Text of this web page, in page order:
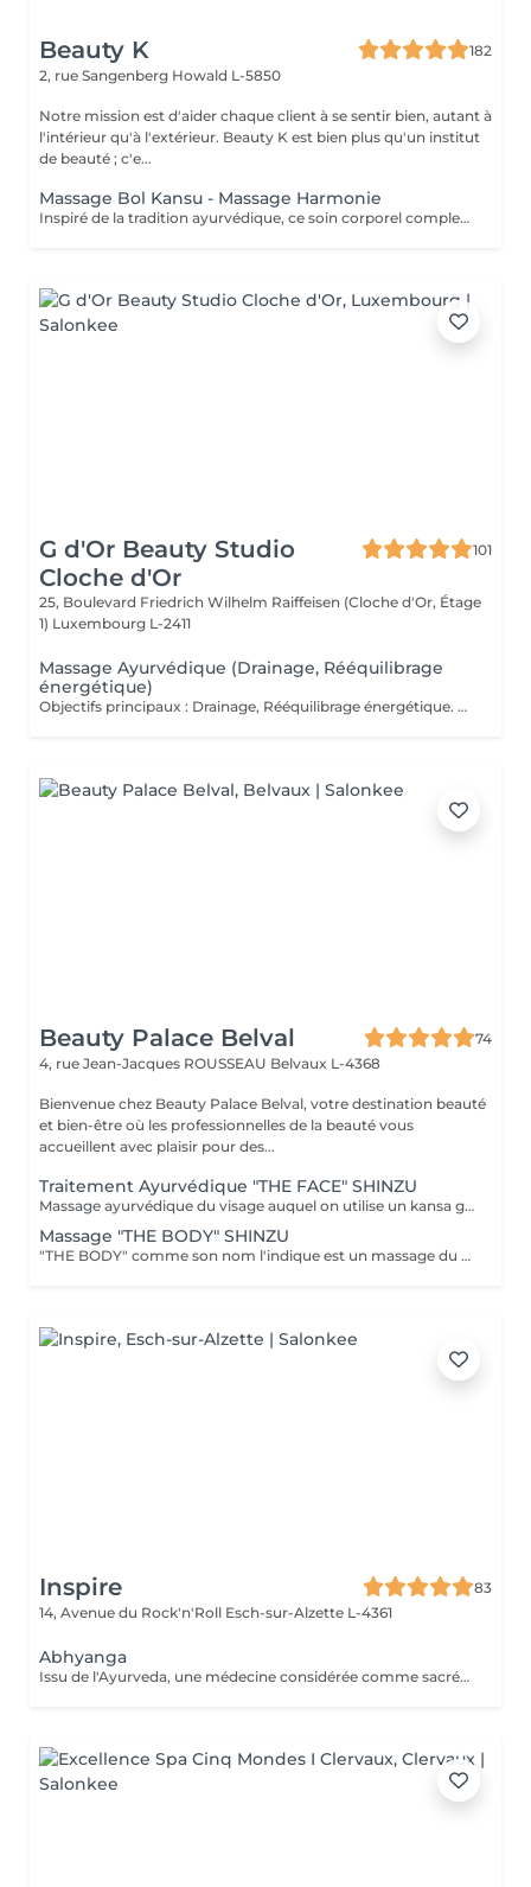
Beauty K
182
2, rue Sangenberg Howald L-5850
Notre mission est d'aider chaque client à se sentir bien, autant à
l'intérieur qu'à l'extérieur. Beauty K est bien plus qu'un institut
de beauté ; c'e...
Massage Bol Kansu - Massage Harmonie
Inspiré de la tradition ayurvédique, ce soin corporel complet, au rythme lent et doux, associe des manuvres enveloppantes et l'utilisation du bol Kansu. Il procure un profond sentiment de détente, apaisant le mental, réduisant le stress et revitalisant l'énergie pour harmoniser corps et esprit. Bienfaits corporels : Soulage les tensions musculaires Améliore la circulation sanguine et lymphatique Favorise l'élimination des toxines Optimise les échanges cellulaires Pour l'esprit : Détente profonde et apaisement mental Améliore la qualité du sommeil Combat l'insomnie et le stress Stimule la circulation énergétique, favorisant l'équilibre global
G d'Or Beauty Studio
Cloche d'Or
101
25, Boulevard Friedrich Wilhelm Raiffeisen (Cloche d'Or, Étage
1) Luxembourg L-2411
Massage Ayurvédique (Drainage, Rééquilibrage
énergétique)
Objectifs principaux : Drainage, Rééquilibrage énergétique. Massage du corps entier inspiré des traditions indiennes ancestrales, où les manuvres sont à la fois enveloppantes, profondes et rythmées, alternant pressions, lissages et mouvements circulaires. Chaque geste suit une chorégraphie précise visant à stimuler les points énergétiques et à accompagner le corps dans un mouvement naturel de rééquilibrage. Ce rituel harmonieux soutient la circulation sanguine et lymphatique, favorise le drainage naturel de l'organisme et aide à éliminer les toxines accumulées. Par son rythme fluide et structuré, il dynamise les tissus, relance l'énergie vitale (prana) et contribue à délier les zones de stagnation. Le corps retrouve légèreté et vitalité, tandis qu'une sensation d'ancrage et d'harmonie intérieure s'installe durablement. Fréquence recommandée : Ponctuellement, ou toutes les 2 à 3 semaines dans le cadre d'un entretien régulier.
Beauty Palace Belval
74
4, rue Jean-Jacques ROUSSEAU Belvaux L-4368
Bienvenue chez Beauty Palace Belval, votre destination beauté
et bien-être où les professionnelles de la beauté vous
accueillent avec plaisir pour des...
Traitement Ayurvédique "THE FACE" SHINZU
Massage ayurvédique du visage auquel on utilise un kansa guérisseur de L'Inde. Celui-ci permet de rééquilibrer les énergies au corps, agit sur des points d'acupression pour améliorer la circulation, détendre les muscles, drainer, anti-stresse et raffermir l'ovale du visage. Résultats: *Détente *Peau lumineuse *Amélioration du tonus musculaire *Diminution des tensions faciales *Améliore les maux de tête *Anti-stress *Draine
Massage "THE BODY" SHINZU
"THE BODY" comme son nom l'indique est un massage du corps complet. (Cuir chevelu compris) Pratiqué à l'aide de KANSAS rugueux (métal guérisseur de l'inde) Voici ce que ce massage vous apportera: *Une meilleur oxygénation et circulation du sang *Il réactivera vos capacités, concentration et clarté mentale *Il améliorera vos défenses immunitaires *Il détoxifiera votre corps (drainage) *Il aidera à la régulation du sommeil *Il soulagera les tensions de la vie quotidienne *Il rééquilibrera vos énergies
Inspire
83
14, Avenue du Rock'n'Roll Esch-sur-Alzette L-4361
Abhyanga
Issu de l'Ayurveda, une médecine considérée comme sacrée en Inde, le massage Abhyanga, pratiqué à l'huile de sésame Bio, agit sur l'énergie vitale. Il permet de réharmoniser et revitaliser le corps tout en apaisant l'esprit. Un excellent moyen pour retrouveréquilibre et sérénité.